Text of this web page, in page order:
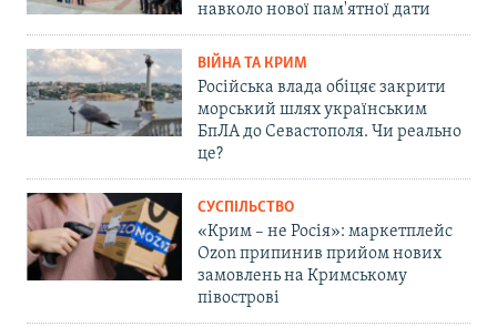
навколо нової пам'ятної дати
ВІЙНА ТА КРИМ
Російська влада обіцяє закрити
морський шлях українським
БпЛА до Севастополя. Чи реально
це?
СУСПІЛЬСТВО
«Крим – не Росія»: маркетплейс
Ozon припинив прийом нових
замовлень на Кримському
півострові